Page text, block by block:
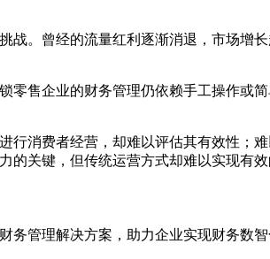
。曾经的流量红利逐渐消退，市场增
售企业的财务管理仍依赖手工操作或
消费者经营，却难以评估其有效性；
关键，但传统运营方式却难以实现有效
管理解决方案，助力企业实现财务数智